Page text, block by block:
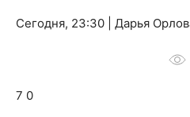
Сегодня, 23:30 | Дарья
7 0